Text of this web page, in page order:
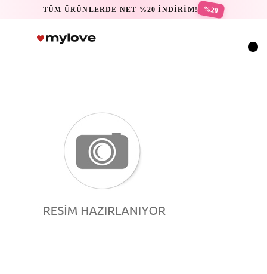
TÜM ÜRÜNLERDE NET %20 İNDİRİM! %20